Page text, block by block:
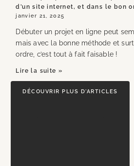
d’un site internet, et dans le bon
janvier 21, 2025
Débuter un projet en ligne peut
mais avec la bonne méthode et
ordre, c’est tout à fait faisable !
Lire la suite »
DÉCOUVRIR PLUS D'ARTICLES